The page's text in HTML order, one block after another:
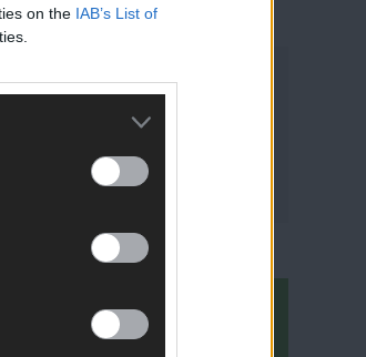
on the IAB’s List of
DNS: Jak
światem?
na publicznych adresach IP -
się o kłopoty i ryzyko udanego ataku.